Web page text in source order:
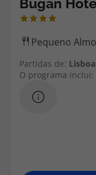
Partidas de: Lisboa
O programa inclui: